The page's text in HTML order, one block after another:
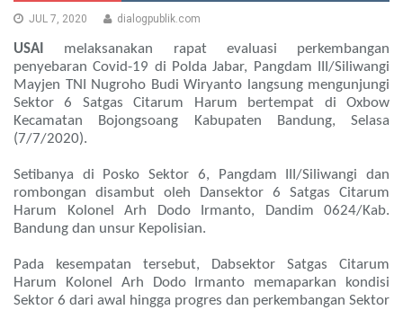
JUL 7, 2020 dialogpublik.com
USAI
melaksanakan rapat evaluasi perkembangan
penyebaran Covid-19 di Polda Jabar, Pangdam III/Siliwangi
Mayjen TNI Nugroho Budi Wiryanto langsung mengunjungi
Sektor 6 Satgas Citarum Harum bertempat di Oxbow
Kecamatan Bojongsoang Kabupaten Bandung, Selasa
(7/7/2020).
Setibanya di Posko Sektor 6, Pangdam III/Siliwangi dan
rombongan disambut oleh Dansektor 6 Satgas Citarum
Harum Kolonel Arh Dodo Irmanto, Dandim 0624/Kab.
Bandung dan unsur Kepolisian.
Pada kesempatan tersebut, Dabsektor Satgas Citarum
Harum Kolonel Arh Dodo Irmanto memaparkan kondisi
Sektor 6 dari awal hingga progres dan perkembangan Sektor